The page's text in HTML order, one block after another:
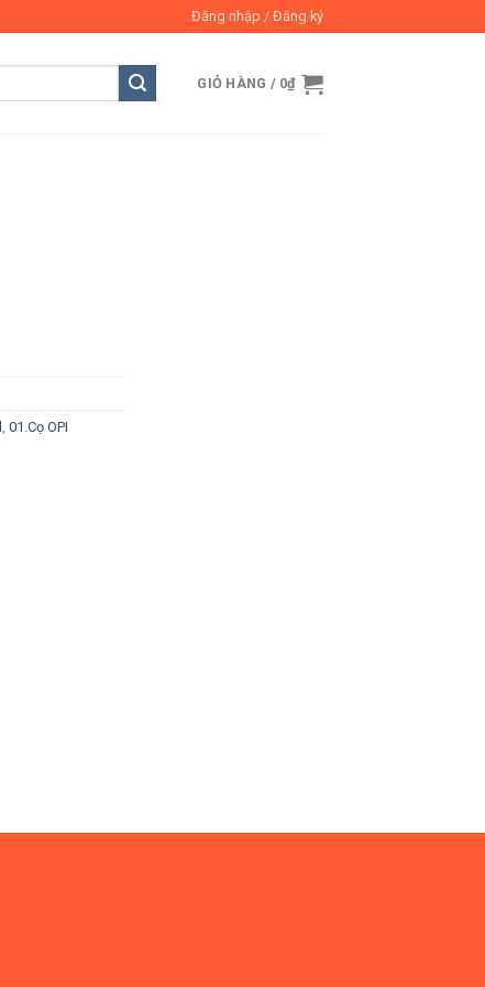
Đăng nhập / Đăng ký
GIỎ HÀNG / 0₫
, 01.Cọ OPI